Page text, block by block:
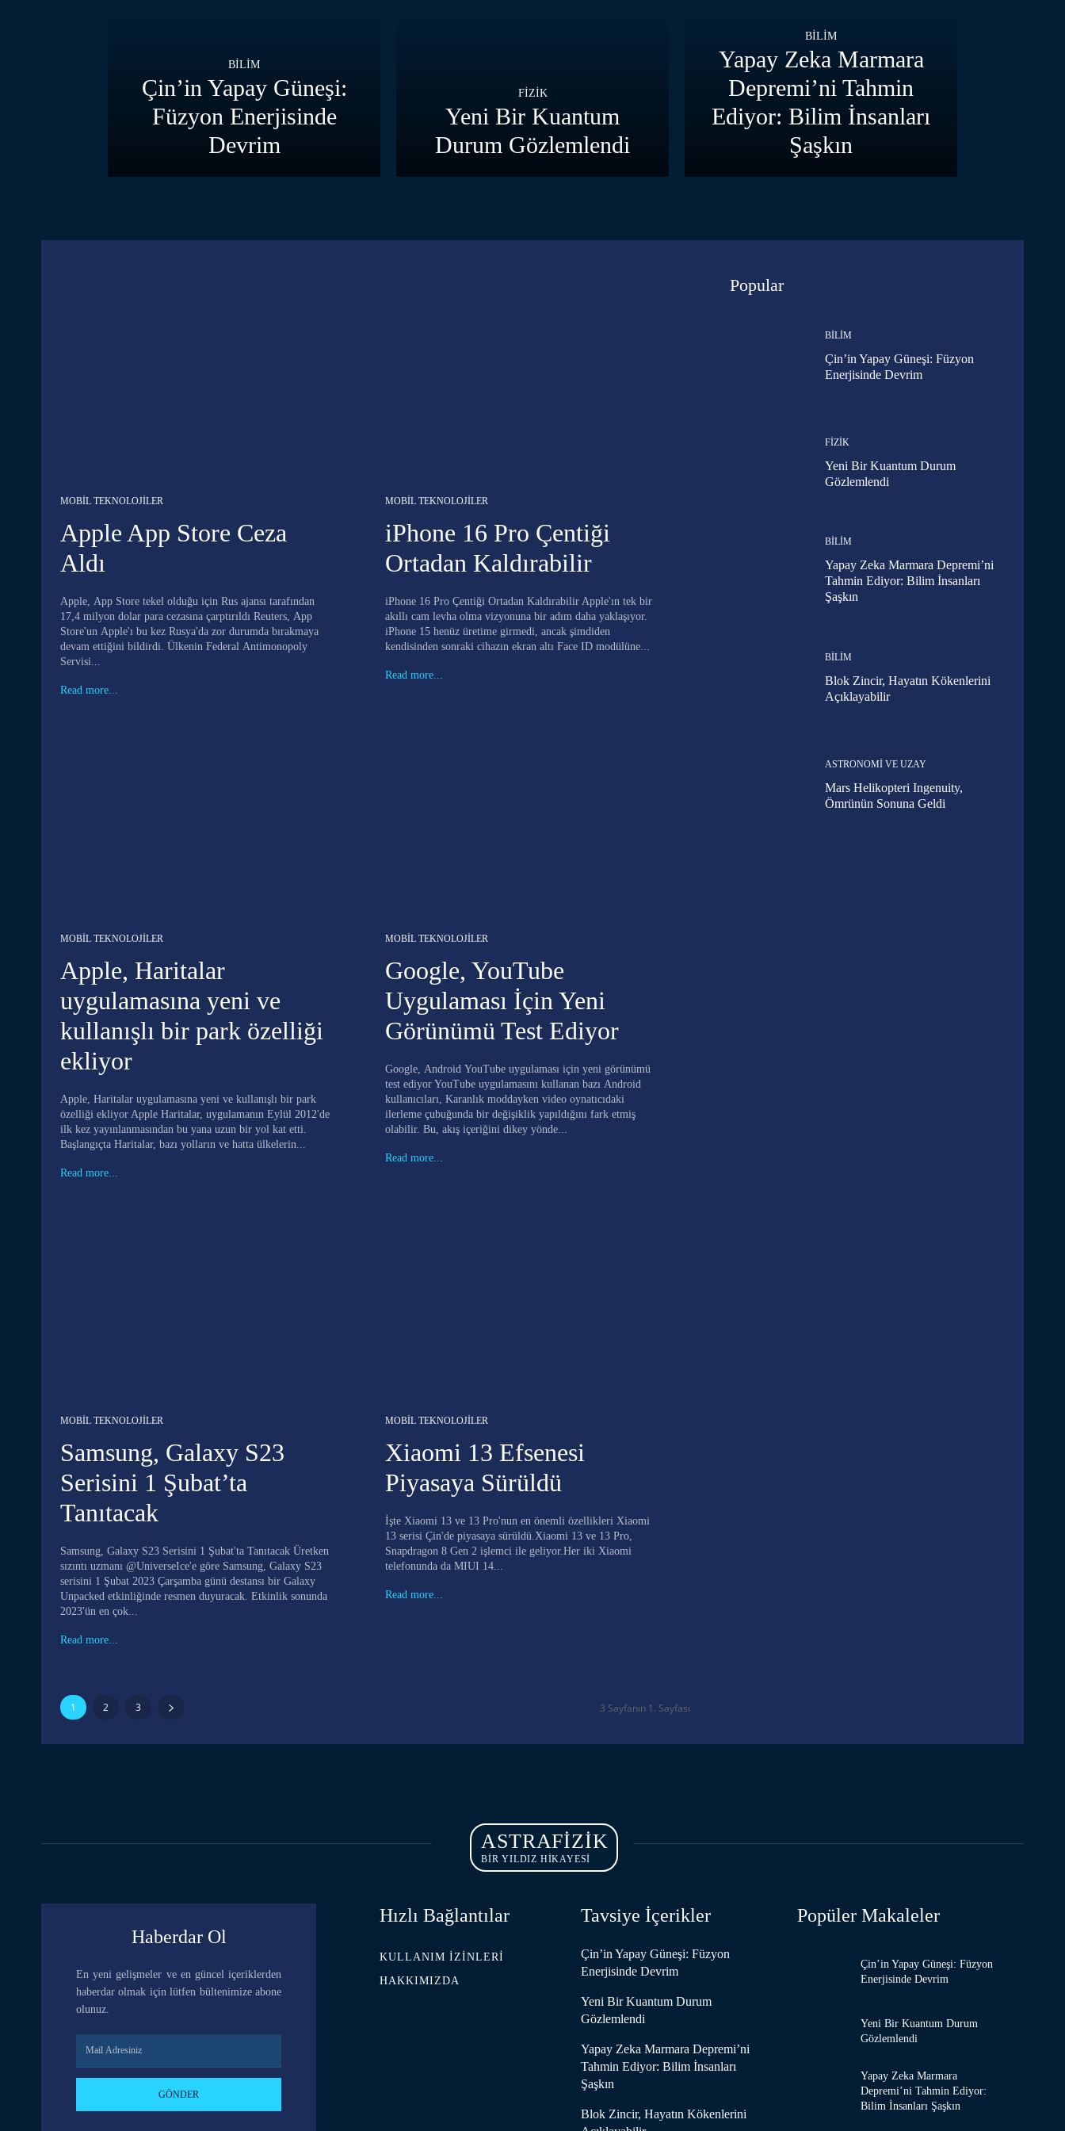
BILIM
Çin’in Yapay Güneşi:
Füzyon Enerjisinde
Devrim
FIZIK
Yeni Bir Kuantum
Durum Gözlemlendi
BILIM
Yapay Zeka Marmara
Depremi’ni Tahmin
Ediyor: Bilim İnsanları
Şaşkın
MOBIL TEKNOLOJILER
Apple App Store Ceza
Aldı
Apple, App Store tekel olduğu için Rus ajansı tarafından
17,4 milyon dolar para cezasına çarptırıldı Reuters, App
Store'un Apple'ı bu kez Rusya'da zor durumda bırakmaya
devam ettiğini bildirdi. Ülkenin Federal Antimonopoly
Servisi...
Read more...
MOBIL TEKNOLOJILER
iPhone 16 Pro Çentiği
Ortadan Kaldırabilir
iPhone 16 Pro Çentiği Ortadan Kaldırabilir Apple'ın tek bir
akıllı cam levha olma vizyonuna bir adım daha yaklaşıyor.
iPhone 15 henüz üretime girmedi, ancak şimdiden
kendisinden sonraki cihazın ekran altı Face ID modülüne...
Read more...
MOBIL TEKNOLOJILER
Apple, Haritalar
uygulamasına yeni ve
kullanışlı bir park özelliği
ekliyor
Apple, Haritalar uygulamasına yeni ve kullanışlı bir park
özelliği ekliyor Apple Haritalar, uygulamanın Eylül 2012'de
ilk kez yayınlanmasından bu yana uzun bir yol kat etti.
Başlangıçta Haritalar, bazı yolların ve hatta ülkelerin...
Read more...
MOBIL TEKNOLOJILER
Google, YouTube
Uygulaması İçin Yeni
Görünümü Test Ediyor
Google, Android YouTube uygulaması için yeni görünümü
test ediyor YouTube uygulamasını kullanan bazı Android
kullanıcıları, Karanlık moddayken video oynatıcıdaki
ilerleme çubuğunda bir değişiklik yapıldığını fark etmiş
olabilir. Bu, akış içeriğini dikey yönde...
Read more...
MOBIL TEKNOLOJILER
Samsung, Galaxy S23
Serisini 1 Şubat’ta
Tanıtacak
Samsung, Galaxy S23 Serisini 1 Şubat'ta Tanıtacak Üretken
sızıntı uzmanı @UniverseIce'e göre Samsung, Galaxy S23
serisini 1 Şubat 2023 Çarşamba günü destansı bir Galaxy
Unpacked etkinliğinde resmen duyuracak. Etkinlik sonunda
2023'ün en çok...
Read more...
MOBIL TEKNOLOJILER
Xiaomi 13 Efsenesi
Piyasaya Sürüldü
İşte Xiaomi 13 ve 13 Pro'nun en önemli özellikleri Xiaomi
13 serisi Çin'de piyasaya sürüldü.Xiaomi 13 ve 13 Pro,
Snapdragon 8 Gen 2 işlemci ile geliyor.Her iki Xiaomi
telefonunda da MIUI 14...
Read more...
1 2 3 3 Sayfanın 1. Sayfası
Popular
BILIM
Çin’in Yapay Güneşi: Füzyon
Enerjisinde Devrim
FIZIK
Yeni Bir Kuantum Durum
Gözlemlendi
BILIM
Yapay Zeka Marmara Depremi’ni
Tahmin Ediyor: Bilim İnsanları
Şaşkın
BILIM
Blok Zincir, Hayatın Kökenlerini
Açıklayabilir
ASTRONOMI VE UZAY
Mars Helikopteri Ingenuity,
Ömrünün Sonuna Geldi
ASTRAFIZIK
BİR YILDIZ HİKAYESİ
Haberdar Ol
En yeni gelişmeler ve en güncel içeriklerden
haberdar olmak için lütfen bültenimize abone
olunuz.
GÖNDER
Hızlı Bağlantılar
KULLANIM İZINLERI
HAKKIMIZDA
Tavsiye İçerikler
Çin’in Yapay Güneşi: Füzyon
Enerjisinde Devrim
Yeni Bir Kuantum Durum
Gözlemlendi
Yapay Zeka Marmara Depremi’ni
Tahmin Ediyor: Bilim İnsanları
Şaşkın
Blok Zincir, Hayatın Kökenlerini
Popüler Makaleler
Çin’in Yapay Güneşi: Füzyon
Enerjisinde Devrim
Yeni Bir Kuantum Durum
Gözlemlendi
Yapay Zeka Marmara
Depremi’ni Tahmin Ediyor:
Bilim İnsanları Şaşkın